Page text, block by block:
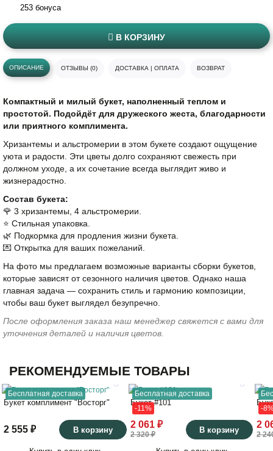
253 бонуса
В КОРЗИНУ
ОПИСАНИЕ ОТЗЫВЫ (0) ДОСТАВКА | ОПЛАТА ВОЗВРАТ
Компактный и милый букет, наполненный теплом и
простотой. Подойдёт для дружеского жеста, благодарности
или приятного комплимента.
Хризантемы и альстромерии в этом букете создают ощущение
уюта и радости. Эти цветы долго сохраняют свежесть при
должном уходе, а их сочетание всегда выглядит живо и
жизнерадостно.
Состав букета:
🌹 3 хризантемы, 4 альстромерии.
⭐️ Стильная упаковка.
🌿 Подкормка для продления жизни букета.
💌 Открытка для ваших пожеланий.
На фото мы предлагаем возможные варианты сборки букетов,
которые зависят от сезонного наличия цветов. Однако наша
главная задача — сохранить стиль и гармонию композиции,
чтобы ваш букет выглядел безупречно.
После оформления заказа наш менеджер свяжется с вами для
уточнения деталей и наличия цветов.
РЕКОМЕНДУЕМЫЕ ТОВАРЫ
Бесплатная доставка
Букет комплимент "Восторг"
2 555 ₽ В корзину
Бесплатная доставка
-11%
Букет #101
2 061 ₽
2 320 ₽ В корзину
-
2
2